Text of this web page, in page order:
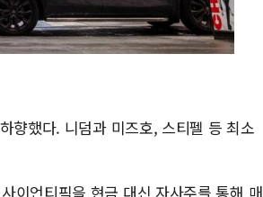
향했다. 니덤과 미즈호, 스티펠 등 최소
이언티픽을 현금 대신 자사주를 통해 매